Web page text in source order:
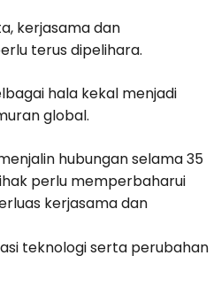
kerjasama dan
terus dipelihara.
hala kekal menjadi
global.
hubungan selama 35
perlu memperbaharui
kerjasama dan
teknologi serta perubahan